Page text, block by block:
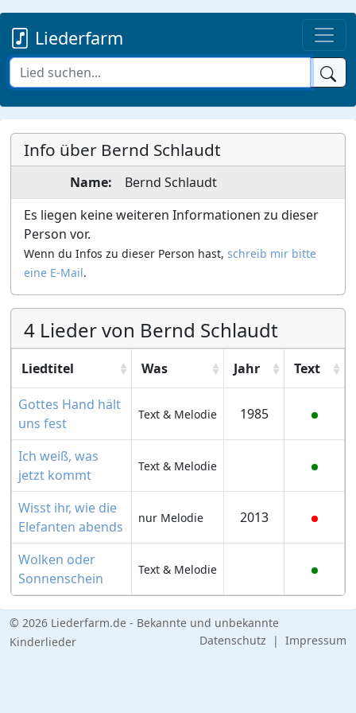
Liederfarm
Info über Bernd Schlaudt
Name: Bernd Schlaudt
Es liegen keine weiteren Informationen zu dieser
Person vor.
Wenn du Infos zu dieser Person hast, schreib mir bitte
eine E-Mail.
4 Lieder von Bernd Schlaudt
Liedtitel Was Jahr Text
Gottes Hand hält
uns fest
Text & Melodie 1985
Ich weiß, was
jetzt kommt
Text & Melodie
Wisst ihr, wie die
Elefanten abends
nur Melodie 2013
Wolken oder
Sonnenschein
Text & Melodie
© 2026 Liederfarm.de - Bekannte und unbekannte
Kinderlieder
Datenschutz | Impressum